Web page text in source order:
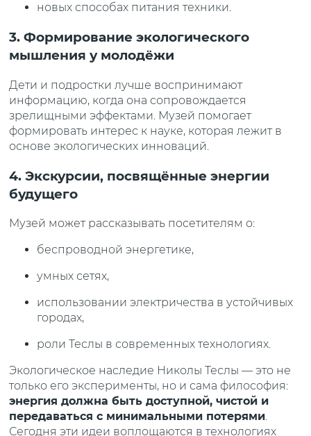
новых способах питания техники.
3. Формирование экологического
мышления у молодёжи
Дети и подростки лучше воспринимают
информацию, когда она сопровождается
зрелищными эффектами. Музей помогает
формировать интерес к науке, которая лежит в
основе экологических инноваций.
4. Экскурсии, посвящённые энергии
будущего
Музей может рассказывать посетителям о:
беспроводной энергетике,
умных сетях,
использовании электричества в устойчивых
городах,
роли Теслы в современных технологиях.
Экологическое наследие Николы Теслы — это не
только его эксперименты, но и сама философия:
энергия должна быть доступной, чистой и
передаваться с минимальными потерями.
Сегодня эти идеи воплощаются в технологиях